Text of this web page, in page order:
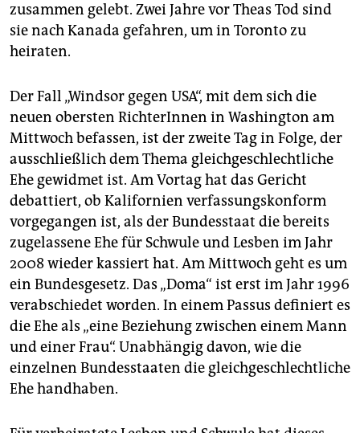
zusammen gelebt. Zwei Jahre vor Theas Tod sind
sie nach Kanada gefahren, um in Toronto zu
heiraten.
Der Fall „Windsor gegen USA“, mit dem sich die
neuen obersten RichterInnen in Washington am
Mittwoch befassen, ist der zweite Tag in Folge, der
ausschließlich dem Thema gleichgeschlechtliche
Ehe gewidmet ist. Am Vortag hat das Gericht
debattiert, ob Kalifornien verfassungskonform
vorgegangen ist, als der Bundesstaat die bereits
zugelassene Ehe für Schwule und Lesben im Jahr
2008 wieder kassiert hat. Am Mittwoch geht es um
ein Bundesgesetz. Das „Doma“ ist erst im Jahr 1996
verabschiedet worden. In einem Passus definiert es
die Ehe als „eine Beziehung zwischen einem Mann
und einer Frau“. Unabhängig davon, wie die
einzelnen Bundesstaaten die gleichgeschlechtliche
Ehe handhaben.